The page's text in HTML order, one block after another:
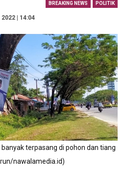
BREAKING NEWS POLITIK
| 14:04
terpasang di pohon dan tiang
nawalamedia.id)